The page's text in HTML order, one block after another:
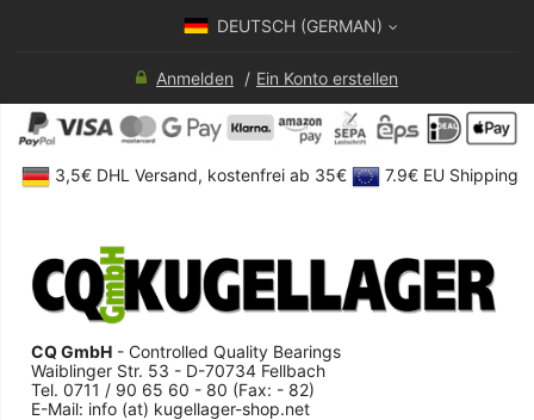
DEUTSCH (GERMAN)
Anmelden Ein Konto erstellen
3,5€ DHL Versand, kostenfrei ab 35€ 7.9€ EU Shipping
CQ GmbH - Controlled Quality Bearings
Waiblinger Str. 53 - D-70734 Fellbach
Tel. 0711 / 90 65 60 - 80 (Fax: - 82)
E-Mail: info (at) kugellager-shop.net